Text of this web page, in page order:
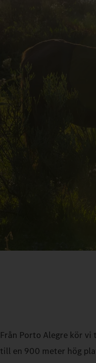
Från Porto Alegre kör
till en 900 meter hög